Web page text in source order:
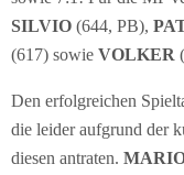
SILVIO (644, PB),
(617) sowie VOLKER
Den erfolgreichen
die leider aufgrund der
diesen antraten.